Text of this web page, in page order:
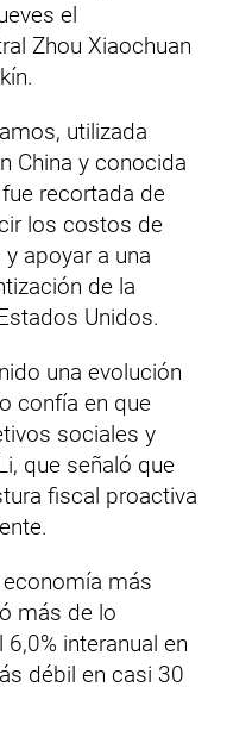
el
Zhou Xiaochuan
utilizada
China y conocida
recortada de
los costos de
apoyar a una
de la
Unidos.
una evolución
confía en que
sociales y
que señaló que
fiscal proactiva
más
más de lo
interanual en
débil en casi 30